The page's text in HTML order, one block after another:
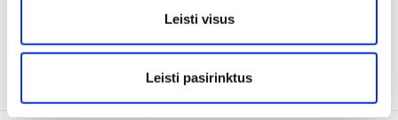
Leisti visus
Leisti pasirinktus
Rėminiams metalo inkarams